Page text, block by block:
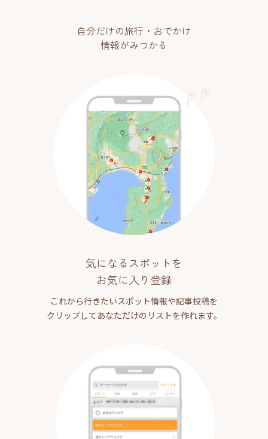
自分だけの旅行・おでかけ
情報がみつかる
気になるスポットを
お気に入り登録
これから行きたいスポット情報や記事投稿を
クリップしてあなただけのリストを作れます。